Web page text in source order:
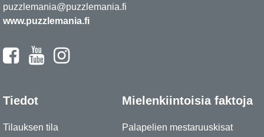
puzzlemania@puzzlemania.fi
www.puzzlemania.fi
Tiedot
Tilauksen tila
Mielenkiintoisia faktoja
Palapelien mestaruuskisat